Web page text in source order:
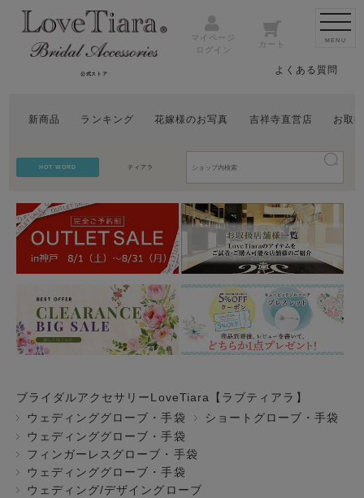
公式ストア
マイページ
ログイン
カート
よくある質問
新商品 ランキング 花嫁様のお写真 吉祥寺直営店 お取
HOT WORD ティアラ
MENU
ブライダルアクセサリーLoveTiara【ラブティアラ】
ウェディンググローブ・手袋
ショートグローブ・手袋
ウェディンググローブ・手袋
フィンガーレスグローブ・手袋
ウェディンググローブ・手袋
ウェディング/デザイングローブ